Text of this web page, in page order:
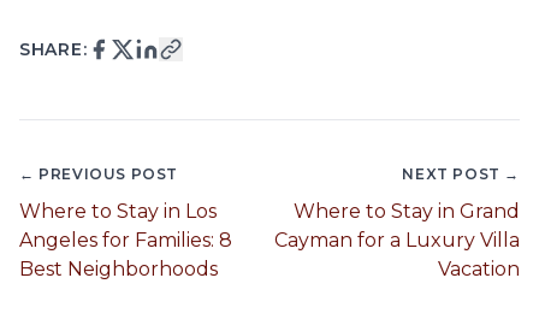
SHARE:
← PREVIOUS POST
Where to Stay in Los
Angeles for Families: 8
Best Neighborhoods
NEXT POST →
Where to Stay in Grand
Cayman for a Luxury Villa
Vacation